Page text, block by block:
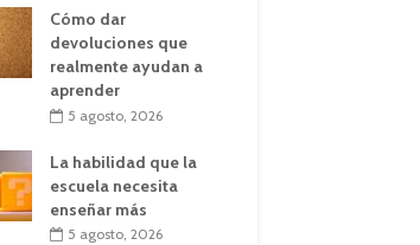
Cómo dar
devoluciones que
realmente ayudan a
aprender
5 agosto, 2026
La habilidad que la
escuela necesita
enseñar más
5 agosto, 2026